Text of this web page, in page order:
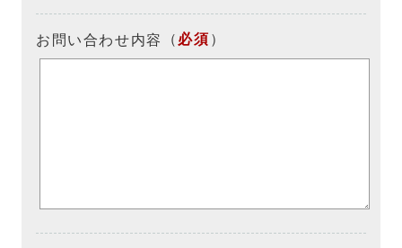
お問い合わせ内容 （ 必須 ）